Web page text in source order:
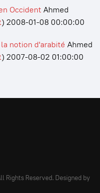
OccidentAhmed
) 2008-01-08 00:00:00
notion d'arabité Ahmed
) 2007-08-02 01:00:00
Rights Reserved. Designed by